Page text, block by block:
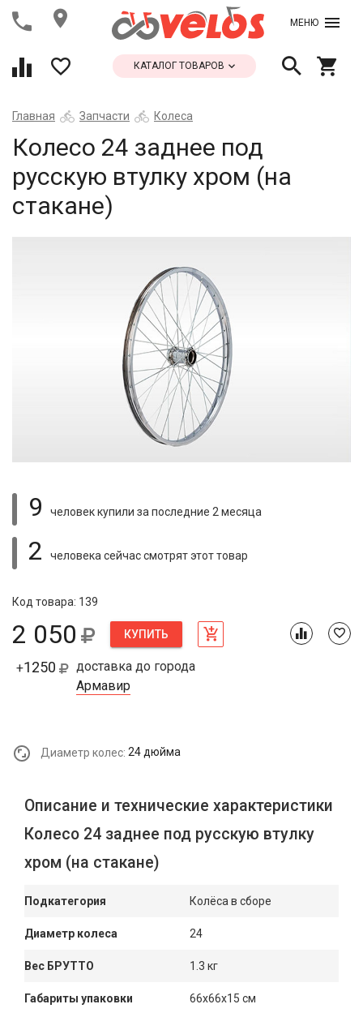
МЕНЮ
КАТАЛОГ ТОВАРОВ
Главная Запчасти Колеса
Колесо 24 заднее под
русскую втулку хром (на
стакане)
9 человек купили за последние 2 месяца
2 человека сейчас смотрятэтот товар
Код товара: 139
2 050 КУПИТЬ
+1250
доставка до города
Армавир
Диаметр колес: 24 дюйма
Описание и технические характеристики
Колесо 24 заднее под русскую втулку
хром (на стакане)
Подкатегория Колёса в сборе
Диаметр колеса 24
Вес БРУТТО 1.3 кг
Габариты упаковки 66x66x15 см